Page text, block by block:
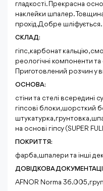
гладкості. Прекрасна
наклейки шпалер.
прохід. Добре шліфується.
СКЛАД:
гіпс, карбонат кальцію,
реологічні компоненти та
Приготовлений розчин у
ОСНОВА:
стіни та стелі всередині
гіпсові блоки, шорсткий
штукатурка, грунтовка,
на основі гіпсу (SUPER
ПОКРИТТЯ:
фарба, шпалери та інші
ДОВІДКОВА
AFNOR Norma 36.005,